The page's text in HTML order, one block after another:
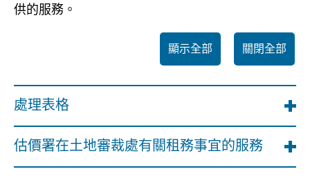
供的服務。
顯示全部 關閉全部
處理表格
估價署在土地審裁處有關租務事宜的服務